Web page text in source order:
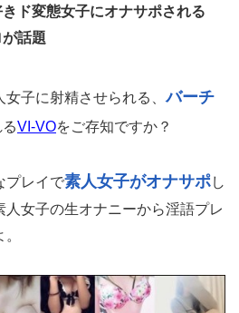
ド変態女子にオナサポされる
話題
女子に射精させられる、バーチ
VI-VOをご存知ですか？
プレイで素人女子がオナサポし
女子の生オナニーから淫語プレ